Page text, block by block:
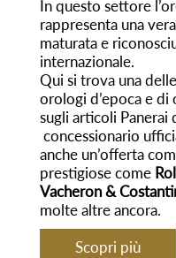
In questo settore
rappresenta una
maturata e
internazionale.
Qui si trova una
orologi d’epoca e
sugli articoli Panerai
concessionario
anche un’offerta
prestigiose come
Vacheron &
molte altre ancora.
Scopri più